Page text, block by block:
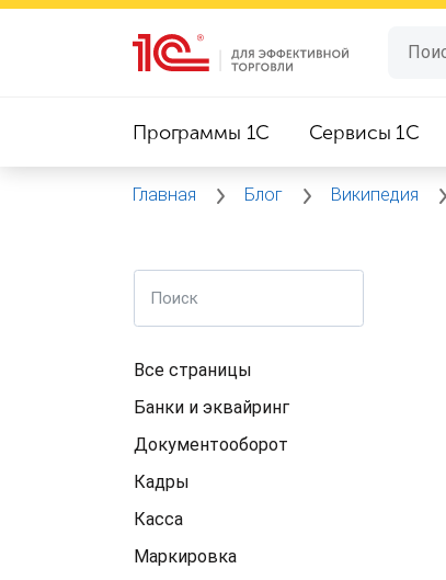
Программы 1C Сервисы 1C
Главная Блог Википедия
Все страницы
Банки и эквайринг
Документооборот
Кадры
Касса
Маркировка